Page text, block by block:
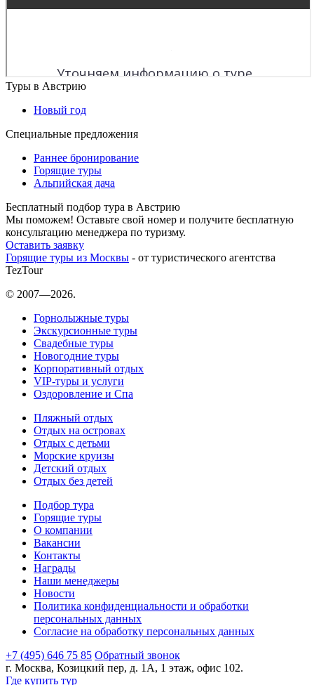
Туры в Австрию
Новый год
Специальные предложения
Раннее бронирование
Горящие туры
Альпийская дача
Бесплатный подбор тура в Австрию
Мы поможем! Оставьте свой номер и получите бесплатную
консультацию менеджера по туризму.
Оставить заявку
Горящие туры из Москвы - от туристического агентства
TezTour
© 2007—2026.
Горнолыжные туры
Экскурсионные туры
Свадебные туры
Новогодние туры
Корпоративный отдых
VIP-туры и услуги
Оздоровление и Спа
Пляжный отдых
Отдых на островах
Отдых с детьми
Морские круизы
Детский отдых
Отдых без детей
Подбор тура
Горящие туры
О компании
Вакансии
Контакты
Награды
Наши менеджеры
Новости
Политика конфиденциальности и обработки
персональных данных
Согласие на обработку персональных данных
+7 (495) 646 75 85 Обратный звонок
г. Москва, Козицкий пер, д. 1А, 1 этаж, офис 102.
Где купить тур